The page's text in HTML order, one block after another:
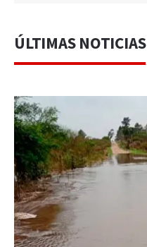
ÚLTIMAS NOTICIAS